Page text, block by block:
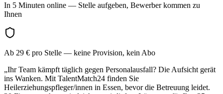
In 5 Minuten online — Stelle aufgeben, Bewerber kommen zu
Ihnen
Ab 29 € pro Stelle — keine Provision, kein Abo
„Ihr Team kämpft täglich gegen Personalausfall? Die Aufsicht gerät
ins Wanken. Mit TalentMatch24 finden Sie
Heilerziehungspfleger/innen in Essen, bevor die Betreuung leidet.